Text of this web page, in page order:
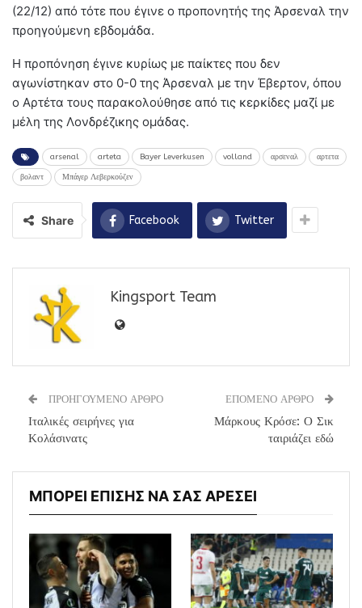
(22/12) από τότε που έγινε ο προπονητής της Άρσεναλ την
προηγούμενη εβδομάδα.
Η προπόνηση έγινε κυρίως με παίκτες που δεν
αγωνίστηκαν στο 0-0 της Άρσεναλ με την Έβερτον, όπου
ο Αρτέτα τους παρακολούθησε από τις κερκίδες μαζί με
μέλη της Λονδρέζικης ομάδας.
arsenal arteta Bayer Leverkusen volland αρσεναλ αρτετα
βολαντ Μπάγερ Λεβερκούζεν
Share Facebook Twitter
Kingsport Team
ΠΡΟΗΓΟΥΜΕΝΟ ΑΡΘΡΟ
Ιταλικές σειρήνες για
Κολάσινατς
ΕΠΟΜΕΝΟ ΑΡΘΡΟ
Μάρκους Κρόσε: Ο Σικ
ταιριάζει εδώ
ΜΠΟΡΕΙ ΕΠΙΣΗΣ ΝΑ ΣΑΣ ΑΡΕΣΕΙ